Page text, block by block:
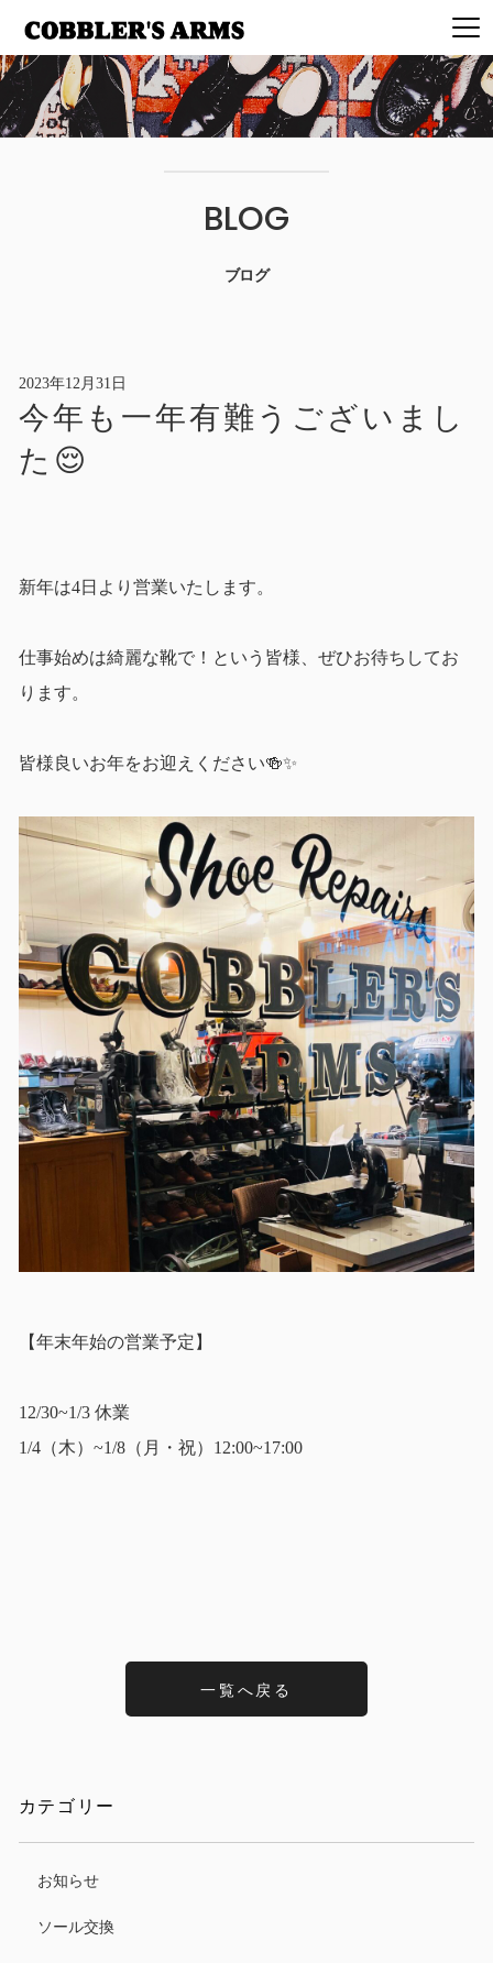
BLOG
ブログ
2023年12月31日
今年も一年有難うございまし
た😌
新年は4日より営業いたします。
仕事始めは綺麗な靴で！という皆様、ぜひお待ちしてお
ります。
皆様良いお年をお迎えください🍻✨
【年末年始の営業予定】
12/30~1/3 休業
1/4（木）~1/8（月・祝）12:00~17:00
一覧へ戻る
カテゴリー
お知らせ
ソール交換